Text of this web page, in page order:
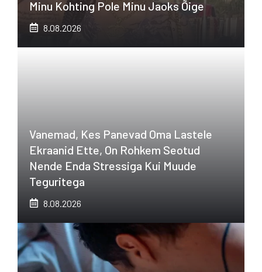
Minu Kohting Pole Minu Jaoks Õige
8.08.2026
Vanemad, Kes Panevad Oma Lastele
Ekraanid Ette, On Rohkem Seotud
Nende Enda Stressiga Kui Muude
Teguritega
8.08.2026